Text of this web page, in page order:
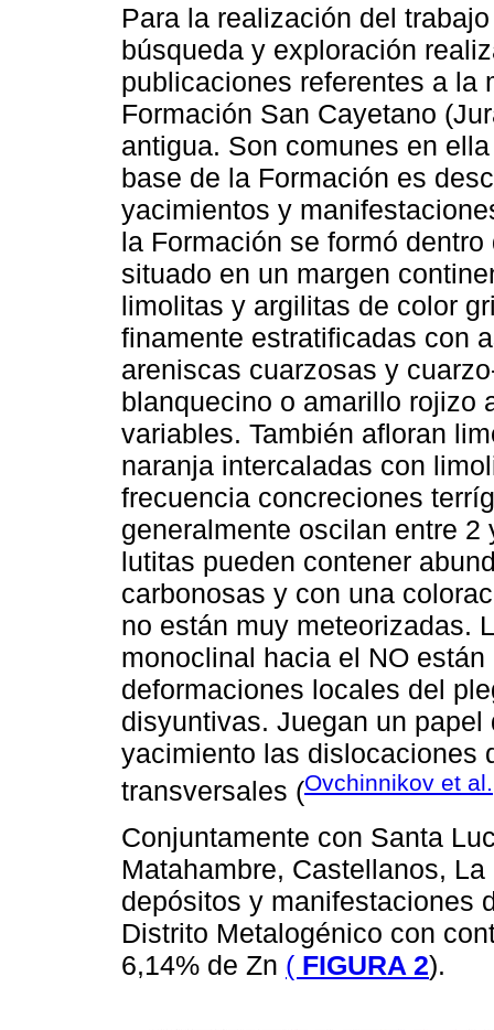
Para la realización del
búsqueda y exploración
publicaciones referentes a la
Formación San Cayetano
antigua. Son comunes en
base de la Formación es
yacimientos y
la Formación se formó
situado en un margen
limolitas y argilitas de color
finamente estratificadas con
areniscas cuarzosas y
blanquecino o amarillo rojizo
variables. También afloran
naranja intercaladas con
frecuencia concreciones
generalmente oscilan entre
lutitas pueden contener
carbonosas y con una
no están muy meteorizadas.
monoclinal hacia el NO
deformaciones locales del
disyuntivas. Juegan un
yacimiento las dislocaciones
transversales (Ovchinnikov et
Conjuntamente con Santa
Matahambre, Castellanos,
depósitos y manifestaciones
Distrito Metalogénico con
6,14% de Zn ( FIGURA 2).